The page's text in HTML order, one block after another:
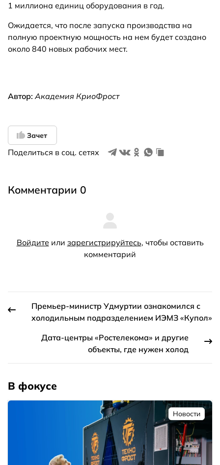
1 миллиона единиц оборудования в год.
Ожидается, что после запуска производства на
полную проектную мощность на нем будет создано
около 840 новых рабочих мест.
Автор:Академия КриоФрост
Зачет
Поделиться в соц. сетях
Комментарии 0
Войдите или зарегистрируйтесь, чтобы оставить
комментарий
Премьер-министр Удмуртии ознакомился с
холодильным подразделением ИЭМЗ «Купол»
Дата-центры «Ростелекома» и другие
объекты, где нужен холод
В фокусе
Новости